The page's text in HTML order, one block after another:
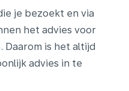
je bezoekt en via
het advies voor
Daarom is het altijd
advies in te